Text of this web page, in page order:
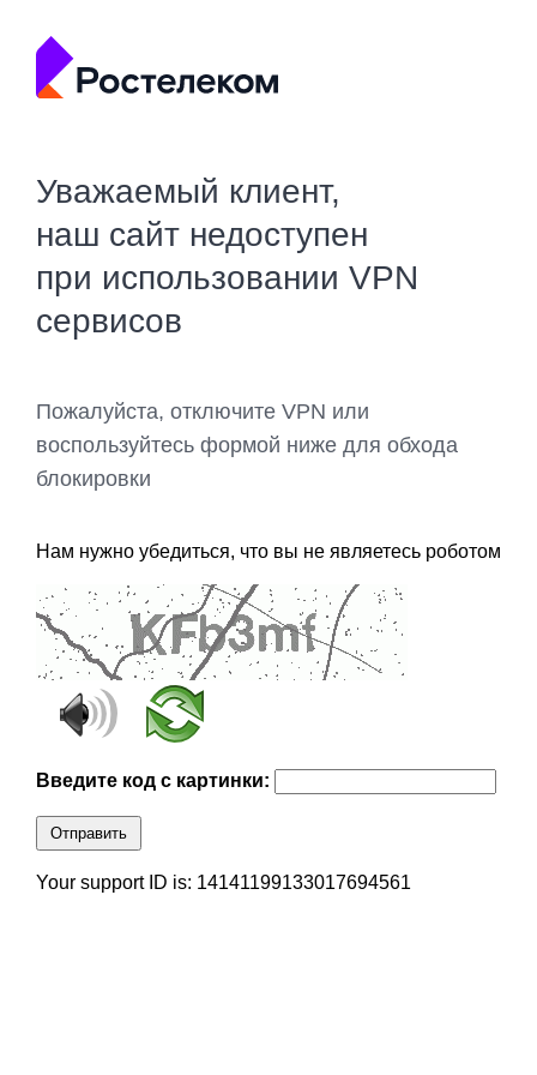
Уважаемый клиент,
наш сайт недоступен
при использовании VPN
сервисов
Пожалуйста, отключите VPN или
воспользуйтесь формой ниже для обхода
блокировки
Нам нужно убедиться, что вы не являетесь роботом
Введите код с картинки:
Отправить
Your support ID is: 14141199133017694561